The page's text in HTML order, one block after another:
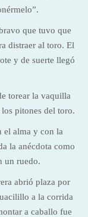
que tuvo que
distraer al toro. El
y de suerte llegó
torear la vaquilla
pitones del toro.
el alma y con la
la anécdota como
un ruedo.
abrió plaza por
a la corrida
a caballo fue